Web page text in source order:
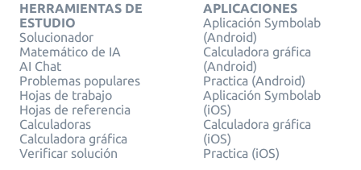
HERRAMIENTAS DE
ESTUDIO
Solucionador
Matemático de IA
AI Chat
Problemas populares
Hojas de trabajo
Hojas de referencia
Calculadoras
Calculadora gráfica
Verificar solución
APLICACIONES
Aplicación Symbolab
(Android)
Calculadora gráfica
(Android)
Practica (Android)
Aplicación Symbolab
(iOS)
Calculadora gráfica
(iOS)
Practica (iOS)